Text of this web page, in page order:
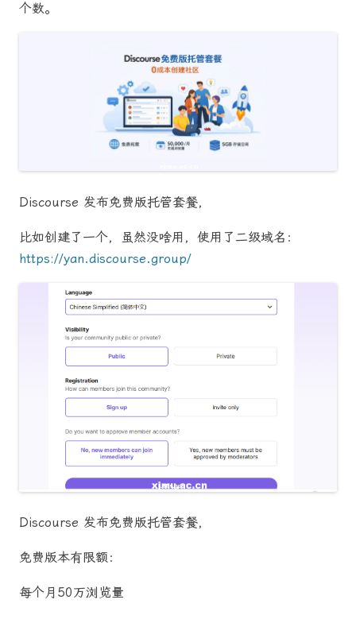
个数。
Discourse 发布免费版托管套餐，
比如创建了一个，虽然没啥用，使用了二级域名：
https://yan.discourse.group/
Discourse 发布免费版托管套餐，
免费版本有限额：
每个月50万浏览量